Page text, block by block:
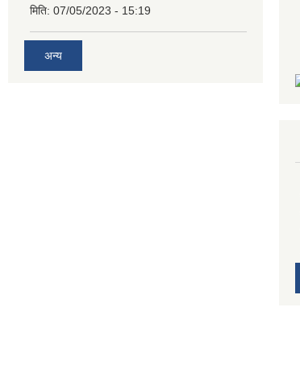
मिति: 07/05/2023 - 15:19
अन्य